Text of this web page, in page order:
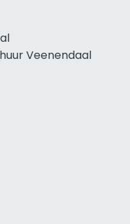
Veenendaal